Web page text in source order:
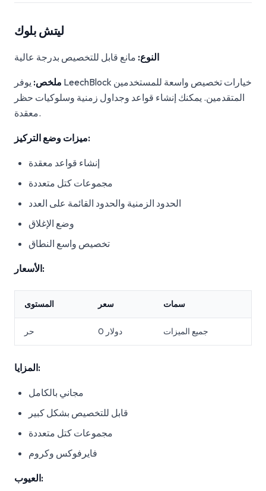
ليتش بلوك
النوع: مانع قابل للتخصيص بدرجة عالية
ملخص: يوفر LeechBlock خيارات تخصيص واسعة للمستخدمين
المتقدمين. يمكنك إنشاء قواعد وجداول زمنية وسلوكيات حظر
معقدة.
ميزات وضع التركيز:
إنشاء قواعد معقدة
مجموعات كتل متعددة
الحدود الزمنية والحدود القائمة على العدد
وضع الإغلاق
تخصيص واسع النطاق
الأسعار:
المستوى سعر سمات
حر 0 دولار جميع الميزات
المزايا:
مجاني بالكامل
قابل للتخصيص بشكل كبير
مجموعات كتل متعددة
فايرفوكس وكروم
العيوب: